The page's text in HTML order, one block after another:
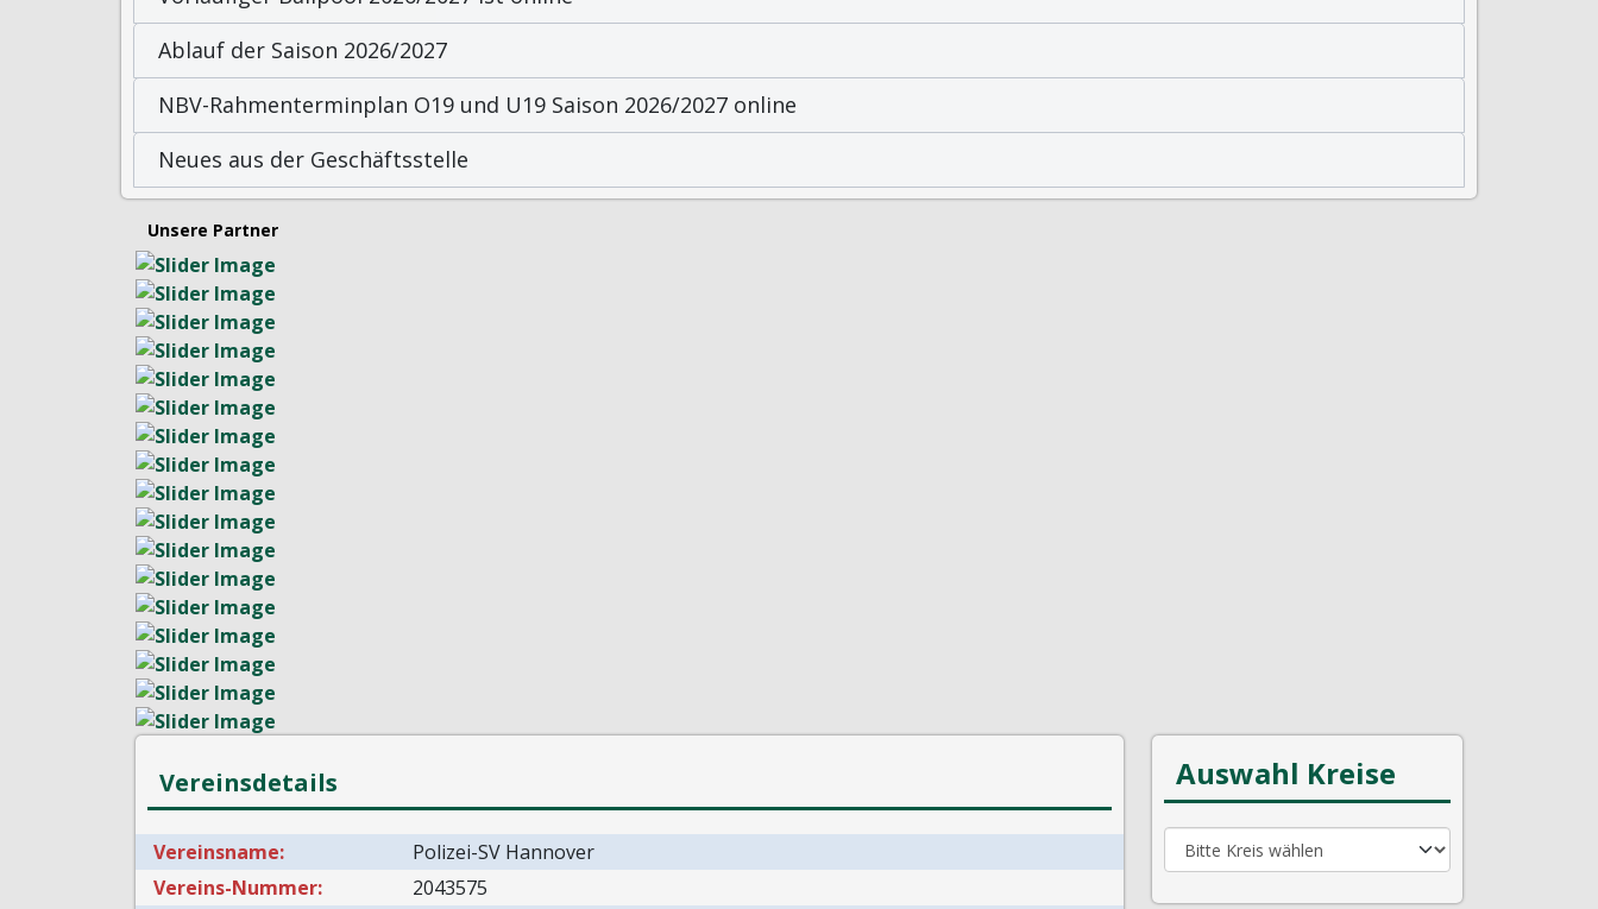
Ablauf der Saison 2026/2027
NBV-Rahmenterminplan O19 und U19 Saison 2026/2027 online
Neues aus der Geschäftsstelle
Unsere Partner
Vereinsdetails
Vereinsname:
Polizei-SV Hannover
Vereins-Nummer:
2043575
Auswahl Kreise